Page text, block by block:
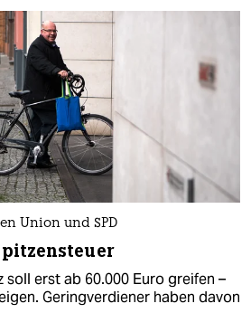
Union und SPD
soll erst ab 60.000 Euro greifen –
Geringverdiener haben davon